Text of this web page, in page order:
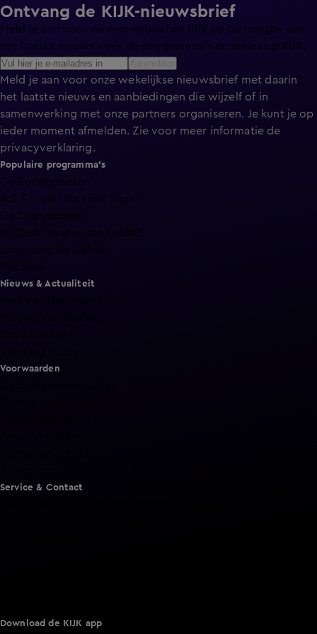
Ontvang de KIJK-nieuwsbrief
Meld je aan voor de nieuwsbrief en blijf op de hoogte van
het laatste nieuws over de programma’s en series op KIJK.
Meld je aan voor onze wekelijkse nieuwsbrief met daarin
het laatste nieuws en aanbiedingen die wijzelf of in
samenwerking met onze partners organiseren. Je kunt je op
ieder moment afmelden. Zie voor meer informatie de
privacyverklaring.
Populaire programma's
De Bondgenoten
A.S.S. - Anti Survival Show
De Oranjezomer
Mi Dushi: wat is dan liefde?
Nieuws & Actualiteit
Voorwaarden
Service & Contact
Download de KIJK app